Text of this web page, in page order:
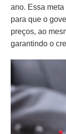
ano. Essa
para que o
preços, ao
garantindo o